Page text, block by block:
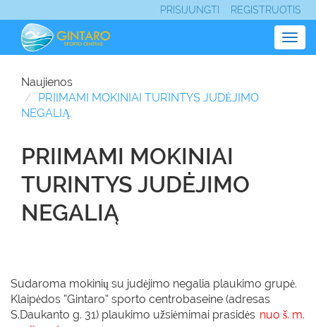
PRISIJUNGTI REGISTRUOTIS
Naujienos
PRIIMAMI MOKINIAI TURINTYS JUDĖJIMO
NEGALIĄ
PRIIMAMI MOKINIAI
TURINTYS JUDĖJIMO
NEGALIĄ
Sudaroma mokinių su judėjimo negalia plaukimo grupė.
Klaipėdos “Gintaro” sporto centrobaseine (adresas
S.Daukanto g. 31) plaukimo užsiėmimai prasidės nuo š. m.